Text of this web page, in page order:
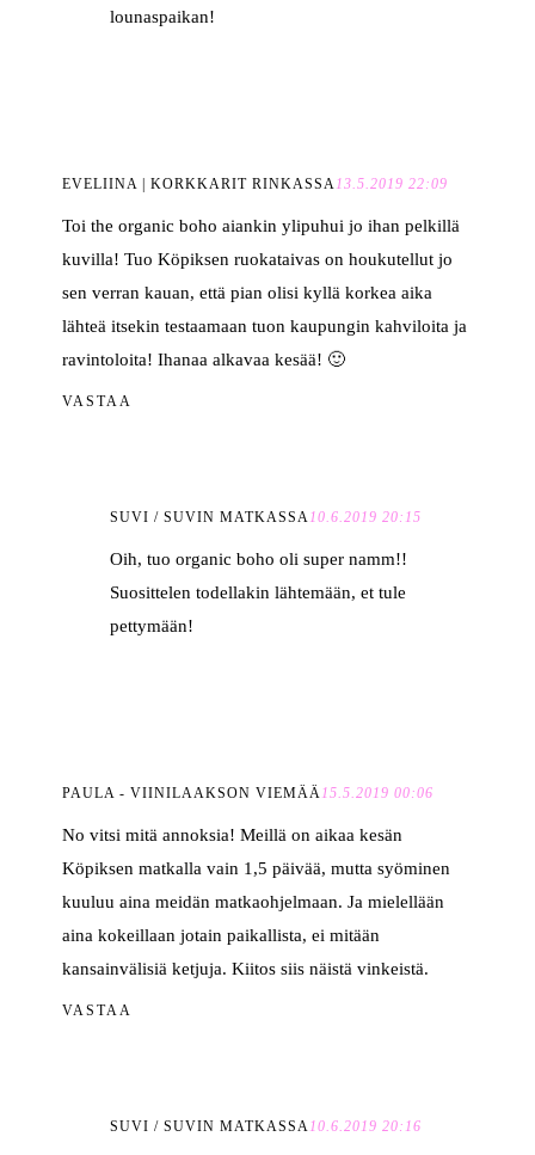
lounaspaikan!
EVELIINA | KORKKARIT RINKASSA13.5.2019 22:09
Toi the organic boho aiankin ylipuhui jo ihan pelkillä
kuvilla! Tuo Köpiksen ruokataivas on houkutellut jo
sen verran kauan, että pian olisi kyllä korkea aika
lähteä itsekin testaamaan tuon kaupungin kahviloita ja
ravintoloita! Ihanaa alkavaa kesää! 🙂
VASTAA
SUVI / SUVIN MATKASSA10.6.2019 20:15
Oih, tuo organic boho oli super namm!!
Suosittelen todellakin lähtemään, et tule
pettymään!
PAULA - VIINILAAKSON VIEMÄÄ15.5.2019 00:06
No vitsi mitä annoksia! Meillä on aikaa kesän
Köpiksen matkalla vain 1,5 päivää, mutta syöminen
kuuluu aina meidän matkaohjelmaan. Ja mielellään
aina kokeillaan jotain paikallista, ei mitään
kansainvälisiä ketjuja. Kiitos siis näistä vinkeistä.
VASTAA
SUVI / SUVIN MATKASSA10.6.2019 20:16